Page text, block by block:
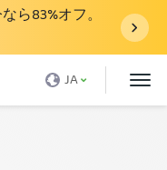
ら83%オフ。
JA